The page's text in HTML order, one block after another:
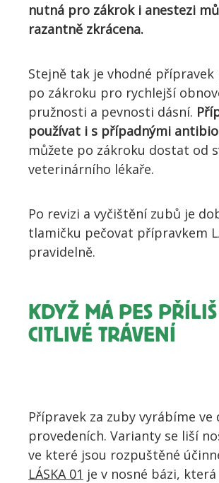
nutná pro zákrok i anestezi
razantně zkrácena.
Stejně tak je vhodné přípravek
po zákroku pro rychlejší
pružnosti a pevnosti dásní.
používat i s případnými
můžete po zákroku dostat od
veterinárního lékaře.
Po revizi a vyčištění zubů je
tlamičku pečovat přípravkem
pravidelně.
KDYŽ MÁ PES PŘÍLIŠ
CITLIVÉ TRÁVENÍ
Přípravek za zuby vyrábíme ve
provedeních. Varianty se liší
ve které jsou rozpuštěné
LÁSKA 01 je v nosné bázi,